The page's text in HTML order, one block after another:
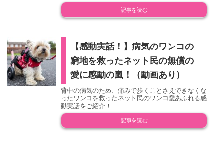
記事を読む
【感動実話！】病気のワンコの
窮地を救ったネット民の無償の
愛に感動の嵐！（動画あり）
背中の病気のため、痛みで歩くことさえできなくな
ったワンコを救ったネット民のワンコ愛あふれる感
動実話をご紹介！
記事を読む